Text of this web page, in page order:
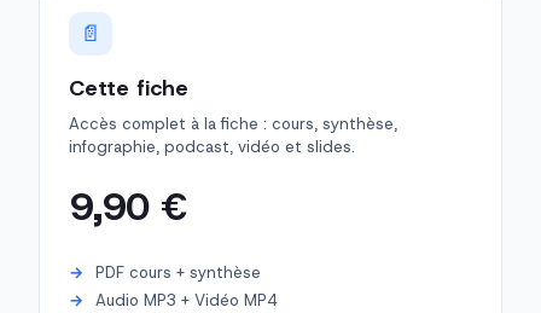
📄
Cette fiche
Accès complet à la fiche : cours, synthèse,
infographie, podcast, vidéo et slides.
9,90 €
PDF cours + synthèse
Audio MP3 + Vidéo MP4